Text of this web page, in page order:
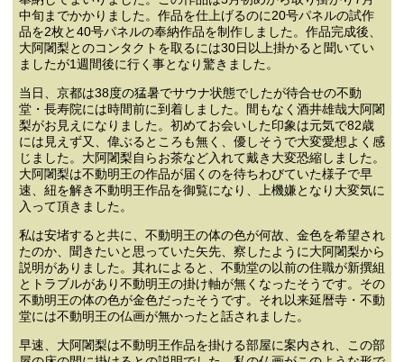
中旬までかかりました。作品を仕上げるのに20号パネルの試作
品を2枚と40号パネルの奉納作品を制作しました。作品完成後、
大阿闍梨とのコンタクトを取るには30日以上掛かると聞いてい
ましたが1週間後に行く事となり驚きました。
当日、京都は38度の猛暑でサウナ状態でしたが待合せの不動
堂・長寿院には時間前に到着しました。間もなく酒井雄哉大阿闍
梨がお見えになりました。初めてお会いした印象は元気で82歳
には見えず又、偉ぶるところも無く、優しそうで大変愛想よく感
じました。大阿闍梨自らお茶など入れて戴き大変恐縮しました。
大阿闍梨は不動明王の作品が届くのを待ちわびていた様子で早
速、紐を解き不動明王作品を御覧になり、上機嫌となり大変気に
入って頂きました。
私は安堵すると共に、不動明王の体の色が何故、金色を希望され
たのか、聞きたいと思っていた矢先、察したように大阿闍梨から
説明がありました。其れによると、不動堂の以前の住職が新撰組
とトラブルがあり不動明王の掛け軸が無くなったそうです。その
不動明王の体の色が金色だったそうです。それ以来延暦寺・不動
堂には不動明王の仏画が無かったと話されました。
早速、大阿闍梨は不動明王作品を掛ける部屋に案内され、この部